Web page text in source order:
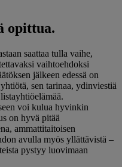
opittua.
saattaa tulla vaihe,
vaihtoehdoksi
jälkeen edessä on
sen tarinaa, ydinviestiä
voi kulua hyvinkin
on hyvä pitää
ammattitaitoisen
avulla myös yllättävistä –
pystyy luovimaan